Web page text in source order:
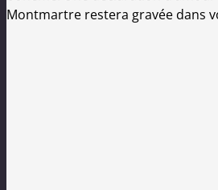
Montmartre restera gravée dans